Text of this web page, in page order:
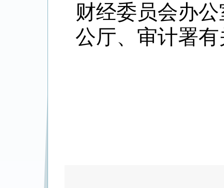
财经委员会办
公厅、审计署